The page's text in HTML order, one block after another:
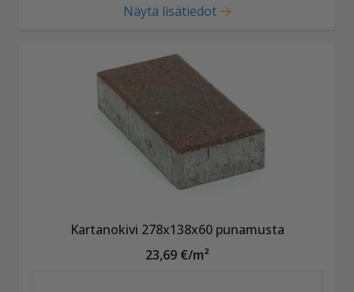
Näytä lisätiedot
Kartanokivi 278x138x60 punamusta
23,69 €/m²